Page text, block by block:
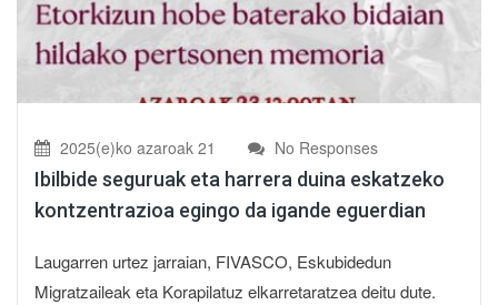
2025(e)ko azaroak 21 No Responses
Ibilbide seguruak eta harrera duina eskatzeko
kontzentrazioa egingo da igande eguerdian
Laugarren urtez jarraian, FIVASCO, Eskubidedun
Migratzaileak eta Korapilatuz elkarretaratzea deitu dute.